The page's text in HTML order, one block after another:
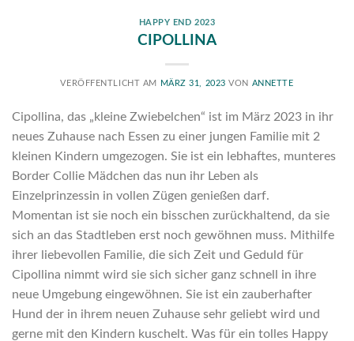
HAPPY END 2023
CIPOLLINA
VERÖFFENTLICHT AM MÄRZ 31, 2023 VON ANNETTE
Cipollina, das „kleine Zwiebelchen“ ist im März 2023 in ihr
neues Zuhause nach Essen zu einer jungen Familie mit 2
kleinen Kindern umgezogen. Sie ist ein lebhaftes, munteres
Border Collie Mädchen das nun ihr Leben als
Einzelprinzessin in vollen Zügen genießen darf.
Momentan ist sie noch ein bisschen zurückhaltend, da sie
sich an das Stadtleben erst noch gewöhnen muss. Mithilfe
ihrer liebevollen Familie, die sich Zeit und Geduld für
Cipollina nimmt wird sie sich sicher ganz schnell in ihre
neue Umgebung eingewöhnen. Sie ist ein zauberhafter
Hund der in ihrem neuen Zuhause sehr geliebt wird und
gerne mit den Kindern kuschelt. Was für ein tolles Happy